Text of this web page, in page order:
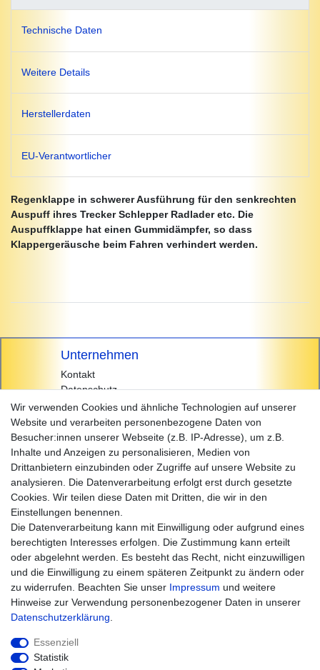
Technische Daten
Weitere Details
Herstellerdaten
EU-Verantwortlicher
Regenklappe in schwerer Ausführung für den senkrechten
Auspuff ihres Trecker Schlepper Radlader etc. Die
Auspuffklappe hat einen Gummidämpfer, so dass
Klappergeräusche beim Fahren verhindert werden.
Unternehmen
Kontakt
Datenschutz
AGB
Impressum
Einkaufen
Zahlungsarten
Versandarten & -kosten
Widerrufsrecht
Warenkorb
Zur Kasse
Hilfe
Wir verwenden Cookies und ähnliche Technologien auf unserer
Website und verarbeiten personenbezogene Daten von
Besucher:innen unserer Webseite (z.B. IP-Adresse), um z.B.
Inhalte und Anzeigen zu personalisieren, Medien von
Drittanbietern einzubinden oder Zugriffe auf unsere Website zu
analysieren. Die Datenverarbeitung erfolgt erst durch gesetzte
Cookies. Wir teilen diese Daten mit Dritten, die wir in den
Einstellungen benennen.
Die Datenverarbeitung kann mit Einwilligung oder aufgrund eines
berechtigten Interesses erfolgen. Die Zustimmung kann erteilt
oder abgelehnt werden. Es besteht das Recht, nicht einzuwilligen
und die Einwilligung zu einem späteren Zeitpunkt zu ändern oder
zu widerrufen. Beachten Sie unser Impressum und weitere
Hinweise zur Verwendung personenbezogener Daten in unserer
Daten­schutz­erklärung
Essenziell
Statistik